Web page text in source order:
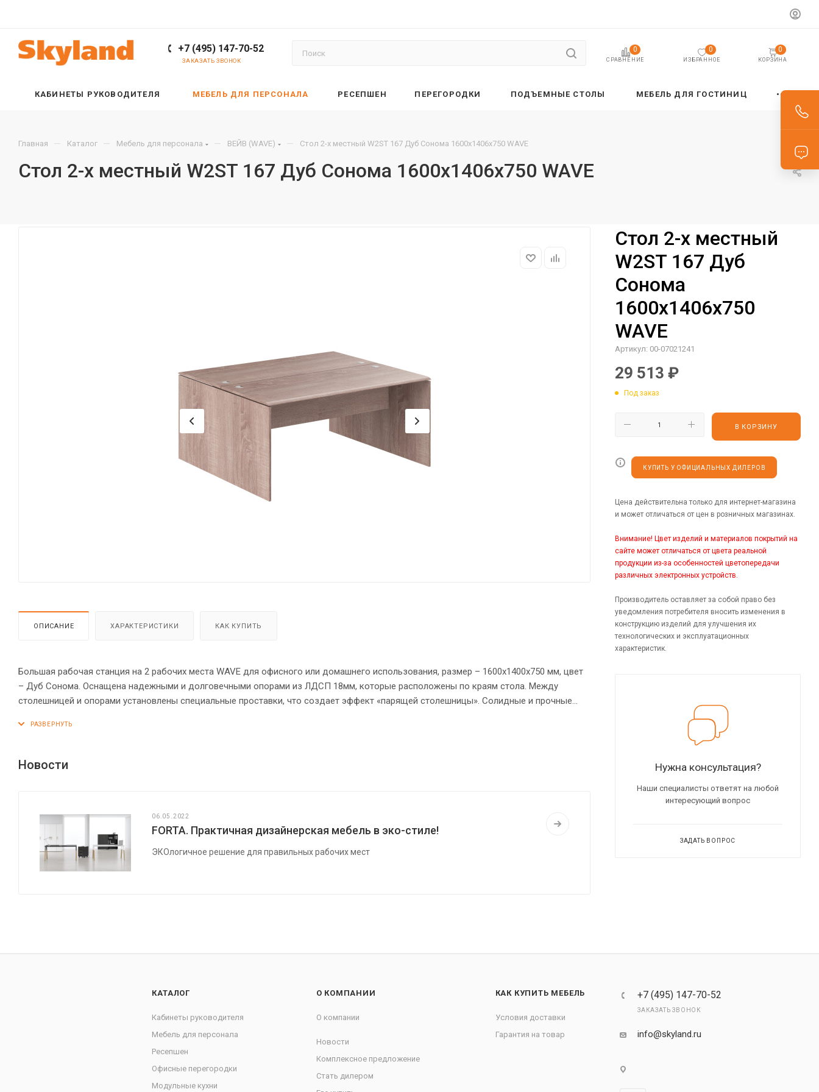
+7 (495) 147-70-52
ЗАКАЗАТЬ ЗВОНОК СРАВНЕНИЕ
0
ИЗБРАННОЕ
0
КОРЗИНА
0
КАБИНЕТЫ РУКОВОДИТЕЛЯ МЕБЕЛЬ ДЛЯ ПЕРСОНАЛА РЕСЕПШЕН ПЕРЕГОРОДКИ ПОДЪЕМНЫЕ СТОЛЫ МЕБЕЛЬ ДЛЯ ГОСТИНИЦ
Главная — Каталог — Мебель для персонала — ВЕЙВ (WAVE) — Стол 2-х местный W2ST 167 Дуб Сонома 1600х1406х750 WAVE
Стол 2-х местный W2ST 167 Дуб Сонома 1600х1406х750 WAVE
ОПИСАНИЕ ХАРАКТЕРИСТИКИ КАК КУПИТЬ
Большая рабочая станция на 2 рабочих места WAVE для офисного или домашнего использования, размер – 1600х1400х750 мм, цвет
– Дуб Сонома. Оснащена надежными и долговечными опорами из ЛДСП 18мм, которые расположены по краям стола. Между
столешницей и опорами установлены специальные проставки, что создает эффект «парящей столешницы». Солидные и прочные
Столешницы можно разделить с помощью перегородки, что позволит создать изолированные рабочие места. Фрезерованные края
«объемный» вид. Надежная защита торцов всех элементов из ЛДСП - кромка ПВХ. Конструкция стола оснащена прочными
Новости
06.05.2022
FORTA. Практичная дизайнерская мебель в эко-стиле!
ЭКОлогичное решение для правильных рабочих мест
Стол 2-х местный
W2ST 167 Дуб
Сонома
1600х1406х750
WAVE
Артикул: 00-07021241
29 513 ₽
Под заказ
В КОРЗИНУ
КУПИТЬ У ОФИЦИАЛЬНЫХ ДИЛЕРОВ
Цена действительна только для интернет-магазина
и может отличаться от цен в розничных магазинах.
Внимание! Цвет изделий и материалов покрытий на
сайте может отличаться от цвета реальной
продукции из-за особенностей цветопередачи
различных электронных устройств.
Производитель оставляет за собой право без
уведомления потребителя вносить изменения в
конструкцию изделий для улучшения их
технологических и эксплуатационных
характеристик.
Нужна консультация?
Наши специалисты ответят на любой
интересующий вопрос
ЗАДАТЬ ВОПРОС
КАТАЛОГ
Кабинеты руководителя
Мебель для персонала
Ресепшен
Офисные перегородки
Модульные кухни
О КОМПАНИИ
О компании
Новости
Комплексное предложение
Стать дилером
КАК КУПИТЬ МЕБЕЛЬ
Условия доставки
Гарантия на товар
+7 (495) 147-70-52
ЗАКАЗАТЬ ЗВОНОК
info@skyland.ru